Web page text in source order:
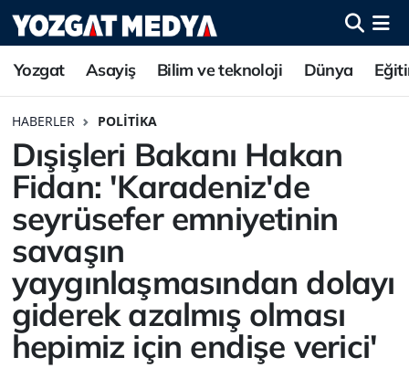
Yozgat Asayiş Bilim ve teknoloji Dünya
HABERLER POLITIKA
Dışişleri Bakanı Hakan
Fidan: 'Karadeniz'de
seyrüsefer emniyetinin
savaşın
yaygınlaşmasından dolayı
giderek azalmış olması
hepimiz için endişe verici'